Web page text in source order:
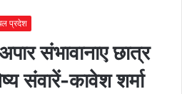
प्रदेश
संभावानाए छात्र
संवारें-कावेश शर्मा